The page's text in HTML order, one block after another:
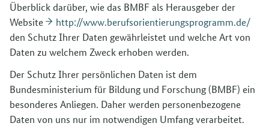
Überblick darüber, wie das BMBF als Herausgeber der
Website
http://www.berufsorientierungsprogramm.de/
den Schutz Ihrer Daten gewährleistet und welche Art von
Daten zu welchem Zweck erhoben werden.
Der Schutz Ihrer persönlichen Daten ist dem
Bundesministerium für Bildung und Forschung (BMBF) ein
besonderes Anliegen. Daher werden personenbezogene
Daten von uns nur im notwendigen Umfang verarbeitet.